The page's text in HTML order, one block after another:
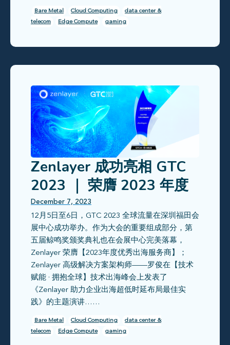
Bare Metal Cloud Computing
data center &
telecom
Edge Compute gaming
Zenlayer 成功亮相 GTC
2023 ｜ 荣膺 2023 年度
优秀出海服务商
December 7, 2023
12月5日至6日，GTC 2023 全球流量在深圳福田会
展中心成功举办。作为大会的重要组成部分，第
五届鲸鸣奖颁奖典礼也在会展中心完美落幕，
Zenlayer 荣膺【2023年度优秀出海服务商】；
Zenlayer 高级解决方案架构师——罗俊在【技术
赋能 · 拥抱全球】技术出海峰会上发表了
《Zenlayer 助力企业出海超低时延布局最佳实
践》的主题演讲……
Bare Metal Cloud Computing
data center &
telecom
Edge Compute gaming